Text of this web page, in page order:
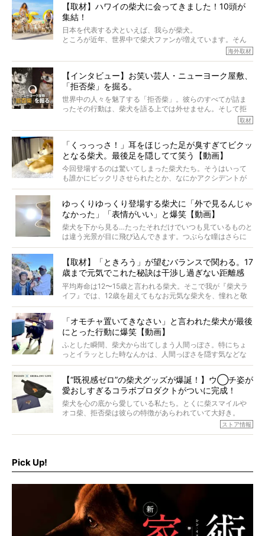
でも、いざそれぞれの個体を見ていくと、丈夫で病気にも
なりにくい、とは言えないような気もするのです。
実際に「病気にならない」などということはないし、飼い
主はそのためにやるべきことがある。
今回は、柴犬に関わる方たちすべてに読んで欲しい、ある
語でした。
※文章はご本人の了承を得て編集しています
※画像はすべてイメージです
※この記事は個人の感想であり、効果・効能を示すものではありません
【取材】ハワイの柴犬に会ってきました！10頭が
集結！
日本を代表する犬といえば、我らが柴犬。
ところが近年、世界中で柴犬ファンが増えています。そん
な中「柴犬ライフ」が目をつけたのは、南の楽園ハワイ。
そんな噂を聞きつけ、今回はハワイの柴犬たちを取材して
きました！
海外取材
【インタビュー】お笑い芸人・ニューヨーク屋敷、
「拒否柴」を掘る。
世界中の人々を魅了する「拒否柴」。彼らのすべてが詰ま
ったその行動は、柴犬を語る上では外せません。そして拒
否柴がここまで話題になるのは、“映える”ことも理由のひと
がるのでしょうか。
最近版画製作を始めた、お笑いコンビ「ニューヨーク」の
屋敷裕政さんに、拒否柴を掘っていただきました！ イン
タビューと合わせてご覧ください。
取材
「くっっっさ！」耳をほじった足が臭すぎてビクッ
となる柴犬。最後足を隠してて笑う【動画】
今回登場するのは驚いてしまった柴犬たち。そうはいって
も誰かにビックリさせられたとか、なにかアクシデントが
起きたとか、そういうことが原因ではありません。全ての
ゆっくりゆっくり登場する柴犬に「外で見るんじゃ
なかった」「表情がいい」と爆笑【動画】
柴犬を下から見る…たったそれだけでいつも見ているものと
は違う光景が目に飛び込んできます。つぶらな瞳はさらに
つぶらに見え、モフモフのお顔はさらにモフモフに見えま
【取材】「ときろう」が望むバランスで関わる。17
歳まで元気でこれた秘訣は干渉し過ぎない距離感
#38ときろう
平均寿命は12〜15歳と言われる柴犬。そこで我が『柴犬ラ
イフ』では、12歳を超えてもなお元気な柴犬を、憧れと敬
意を込めて“レジェンド柴”と呼んでいます。 この特集で
ォーカスし、その元気の秘訣や、老犬と暮らすうえで大切
だと思うことを、オーナーさんに語っていただきます。今
回登場してくれたのは、17歳のときろうくん。小さい頃か
ら食が細かったため、何でも食べさせてきたということで
「オモチャ置いてきなさい」と言われた柴犬が最後
にとった行動に爆笑【動画】
ふとした瞬間、柴犬から出てしまう人間っぽさ。特にちょ
っとイラッとした時なんかは、人間っぽさを隠す気などな
いように見えます。もしかして本当の本当は、中身は人間
【“既視感ゼロ”の柴犬グッズが爆誕！】ウ◯チ姿が
愛おしすぎるコラボプロダクトがついに完成！
柴犬を心の底から愛している私たち。とくに柴スマイルや
オコ柴、拒否柴は彼らの特徴があらわれていて大好き。
でもちょっと待て…もうひとつ、忘れてはならない愛おしい
ストア情報
Pick Up!